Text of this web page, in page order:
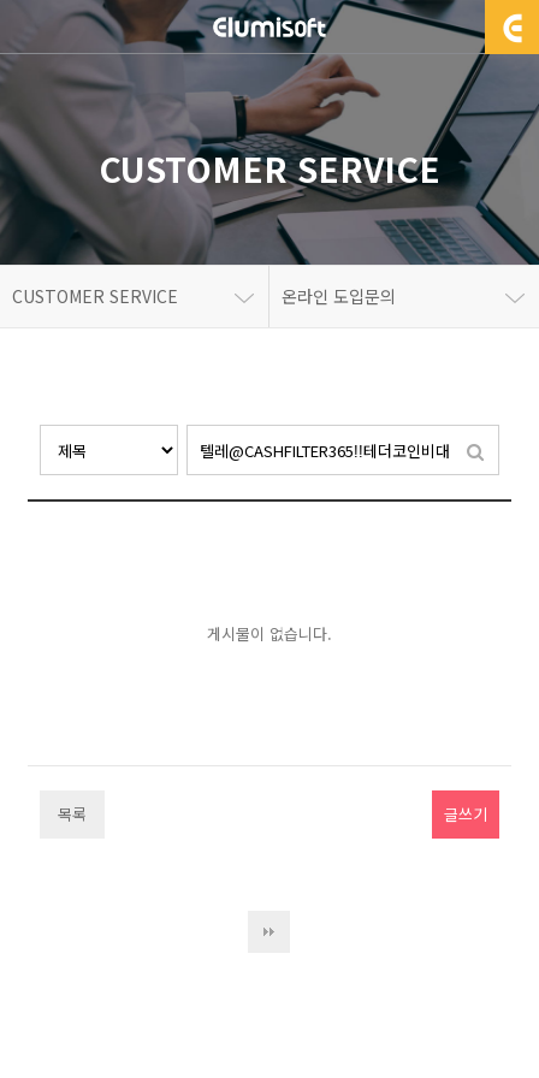
CUSTOMER SERVICE
CUSTOMER SERVICE 온라인 도입문의
게시물이 없습니다.
목록 글쓰기